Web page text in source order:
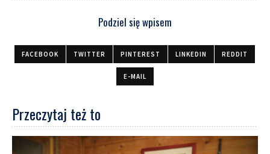
Podziel się wpisem
FACEBOOK TWITTER PINTEREST LINKEDIN REDDIT
E-MAIL
Przeczytaj też to